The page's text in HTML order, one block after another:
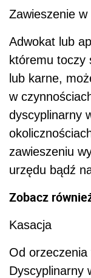
Zawieszenie
Adwokat lub
któremu toczy
lub karne,
w
dyscyplinarny
zawieszeniu
urzędu bądź
Zobacz
Kasacja
Od
Dyscyplinarny